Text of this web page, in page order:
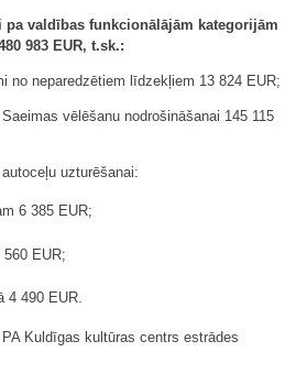
pa valdības funkcionālājām kategorijām
983 EUR, t.sk.:
no neparedzētiem līdzekļiem 13 824 EUR;
vēlēšanu nodrošināšanai 145 115
uzturēšanai:
6 385 EUR;
EUR;
4 490 EUR.
Kuldīgas kultūras centrs estrādes